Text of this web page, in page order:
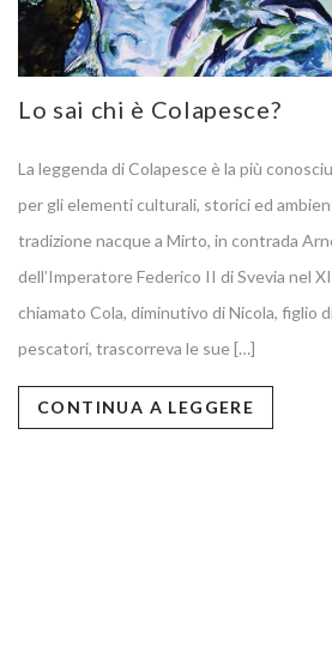
Lo sai chi è Colapesce?
La leggenda di Colapesce è la più
per gli elementi culturali, storici ed
tradizione nacque a Mirto, in contrada
dell’Imperatore Federico II di Svevia nel
chiamato Cola, diminutivo di Nicola, figlio
pescatori, trascorreva le sue […]
CONTINUA A LEGGERE